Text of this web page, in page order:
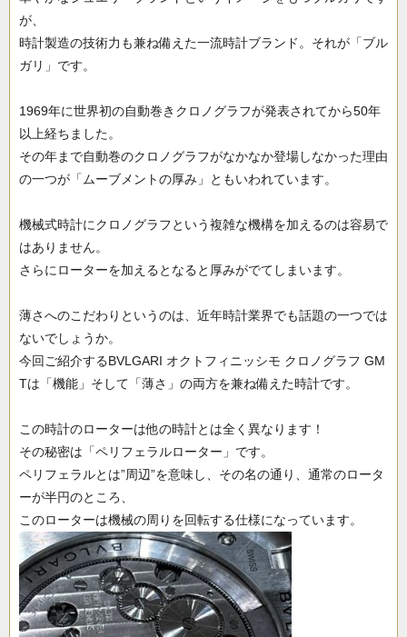
が、
時計製造の技術力も兼ね備えた一流時計ブランド。それが「ブル
ガリ」です。
1969年に世界初の自動巻きクロノグラフが発表されてから50年
以上経ちました。
その年まで自動巻のクロノグラフがなかなか登場しなかった理由
の一つが「ムーブメントの厚み」ともいわれています。
機械式時計にクロノグラフという複雑な機構を加えるのは容易で
はありません。
さらにローターを加えるとなると厚みがでてしまいます。
薄さへのこだわりというのは、近年時計業界でも話題の一つでは
ないでしょうか。
今回ご紹介するBVLGARI オクトフィニッシモ クロノグラフ GM
Tは「機能」そして「薄さ」の両方を兼ね備えた時計です。
この時計のローターは他の時計とは全く異なります！
その秘密は「ペリフェラルローター」です。
ペリフェラルとは”周辺”を意味し、その名の通り、通常のロータ
ーが半円のところ、
このローターは機械の周りを回転する仕様になっています。